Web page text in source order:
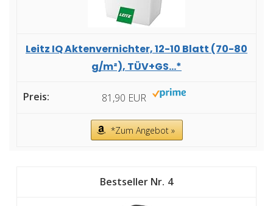
Leitz IQ Aktenvernichter, 12-10 Blatt (70-80
g/m²), TÜV+GS...*
81,90 EUR
*Zum Angebot »
4